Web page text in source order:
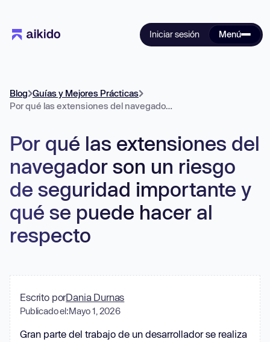
Iniciar sesión Menú
Blog Guías y Mejores Prácticas
Por qué las extensiones del navegador son un riesgo de seguridad importante y qué se puede hacer al respecto
Por qué las extensiones del
navegador son un riesgo
de seguridad importante y
qué se puede hacer al
respecto
Escrito porDania Durnas
Publicado el:Mayo 1, 2026
Gran parte del trabajo de un desarrollador se realiza